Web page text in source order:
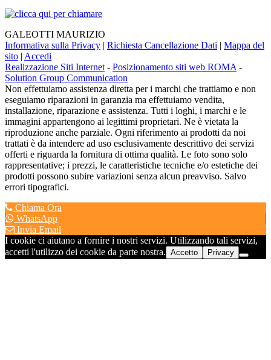
GALEOTTI MAURIZIO
Informativa sulla Privacy | Richiesta Cancellazione Dati | Mappa del
sito | Accedi
Realizzazione Siti Internet - Posizionamento siti web ROMA -
Solution Group Communication
Non effettuiamo assistenza diretta per i marchi che trattiamo e non
eseguiamo riparazioni in garanzia ma effettuiamo vendita,
installazione, riparazione e assistenza. Tutti i loghi, i marchi e le
immagini appartengono ai legittimi proprietari. Ne è vietata la
riproduzione anche parziale. Ogni riferimento ai prodotti da noi
trattati è da intendere ad uso esclusivamente descrittivo dei servizi
offerti e riguarda la fornitura di ottima qualità. Le foto sono solo
rappresentative; i prezzi, le caratteristiche tecniche e/o estetiche dei
prodotti possono subire variazioni senza alcun preavviso. Salvo
errori tipografici.
Chiama Ora
WhatsApp
Invia Email
I cookie ci aiutano a fornire i nostri servizi. Utilizzando tali servizi,
accetti l'utilizzo dei cookie da parte nostra. Accetto Privacy